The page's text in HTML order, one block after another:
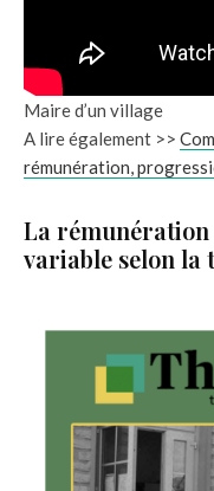
Maire d’un village
A lire également >>
rémunération,
La rémunération
variable selon la